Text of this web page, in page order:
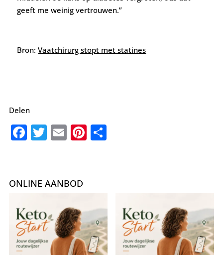
geeft me weinig vertrouwen.”
Bron:Vaatchirurg stopt met statines
Delen
F
e
o
o
k
T
te
E
l
Pi
st
D
ONLINE AANBOD